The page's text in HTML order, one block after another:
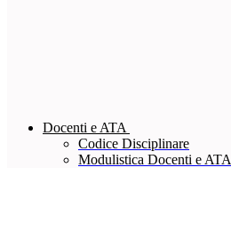
Docenti e ATA
Codice Disciplinare
Modulistica Docenti e ATA